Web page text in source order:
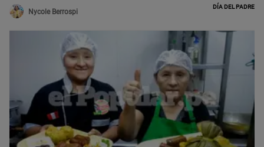
Nycole Berrospi
Día del Padre